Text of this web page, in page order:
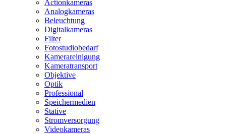
Actionkameras
Analogkameras
Beleuchtung
Digitalkameras
Filter
Fotostudiobedarf
Kamerareinigung
Kameratransport
Objektive
Optik
Professional
Speichermedien
Stative
Stromversorgung
Videokameras